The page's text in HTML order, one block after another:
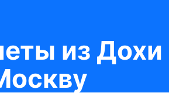
из Дохи